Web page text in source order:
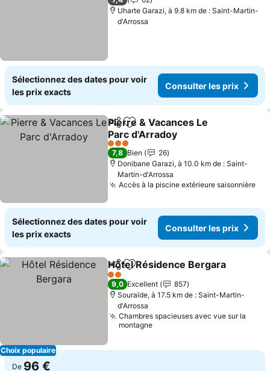
Uharte Garazi, à 9.8 km de : Saint-Martin-
d'Arrossa
Sélectionnez des dates pour voir
les prix exacts
Consulter les prix
PartagerAjouter à mes favoris
Pierre & Vacances Le
Parc d'Arradoy
Consulter les prix
3 Étoiles
7,8 Bien
26
Donibane Garazi, à 10.0 km de : Saint-
Martin-d'Arrossa
Accès à la piscine extérieure saisonnière
Sélectionnez des dates pour voir
les prix exacts
Consulter les prix
Choix populaire
PartagerAjouter à mes favoris
Hôtel Résidence Bergara
2 Étoiles
9,0 Excellent
857
Souraïde, à 17.5 km de : Saint-Martin-
d'Arrossa
Chambres spacieuses avec vue sur la
montagne
De 96 €